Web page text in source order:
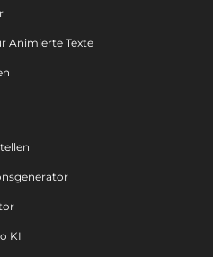
Animierte Texte
KI